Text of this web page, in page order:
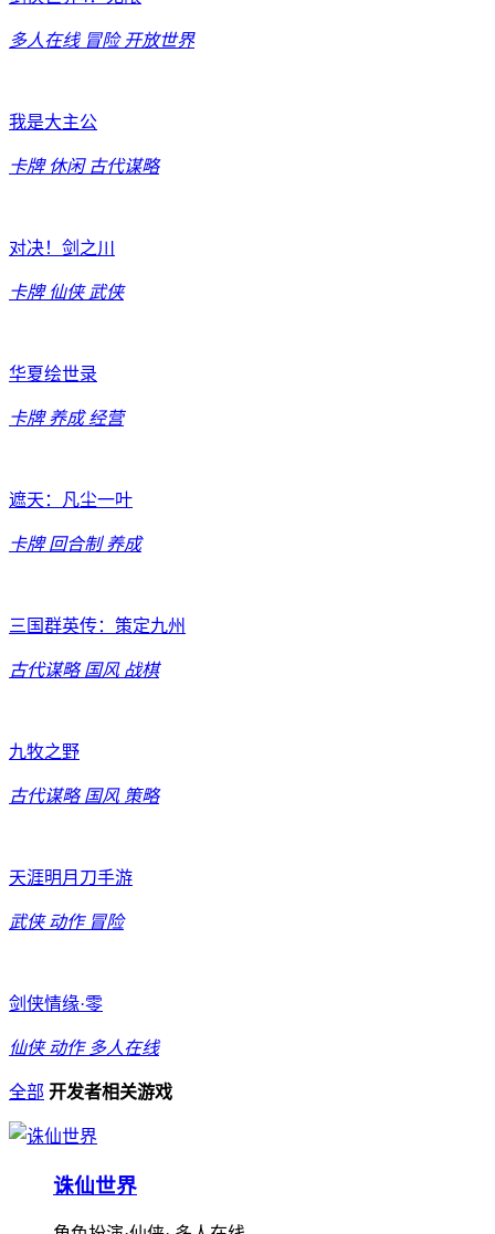
多人在线 冒险 开放世界
我是大主公
卡牌 休闲 古代谋略
对决！剑之川
卡牌 仙侠 武侠
华夏绘世录
卡牌 养成 经营
遮天：凡尘一叶
卡牌 回合制 养成
三国群英传：策定九州
古代谋略 国风 战棋
九牧之野
古代谋略 国风 策略
天涯明月刀手游
武侠 动作 冒险
剑侠情缘·零
仙侠 动作 多人在线
全部 开发者相关游戏
诛仙世界